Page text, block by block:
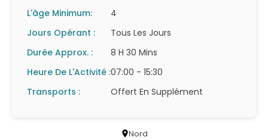
L'âge Minimum:
4
Jours Opérant :
Tous Les Jours
Durée Approx. :
8 H 30 Mins
Heure De L'Activité :07:00 - 15:30
Transports :
Offert En Supplément
Nord